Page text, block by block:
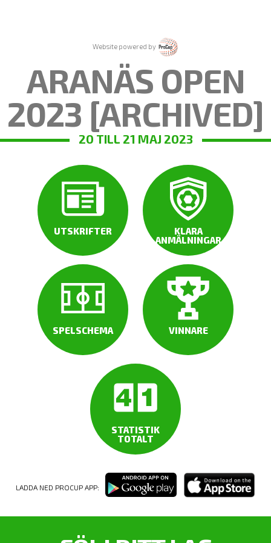
Website powered by
ARANÄS OPEN
2023 [ARCHIVED]
20 TILL 21 MAJ 2023
UTSKRIFTER
KLARA
ANMÄLNINGAR
SPELSCHEMA VINNARE
STATISTIK
TOTALT
LADDA NED PROCUP APP: